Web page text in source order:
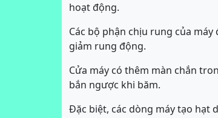
hoạt động.
Các bộ phận chịu rung của
giảm rung động.
Cửa máy có thêm màn chắn
bắn ngược khi băm.
Đặc biệt, các dòng máy tạo hạt